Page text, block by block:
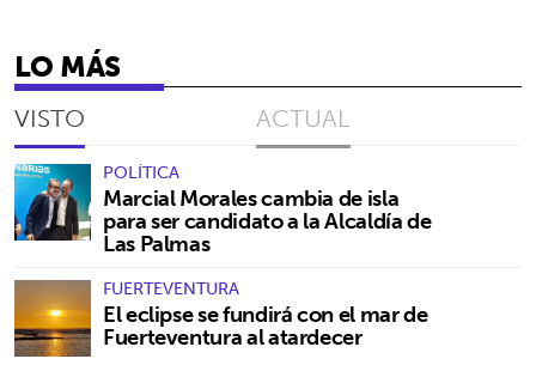
LO MÁS
VISTO ACTUAL
POLÍTICA
Marcial Morales cambia de isla
para ser candidato a la Alcaldía de
Las Palmas
FUERTEVENTURA
El eclipse se fundirá con el mar de
Fuerteventura al atardecer